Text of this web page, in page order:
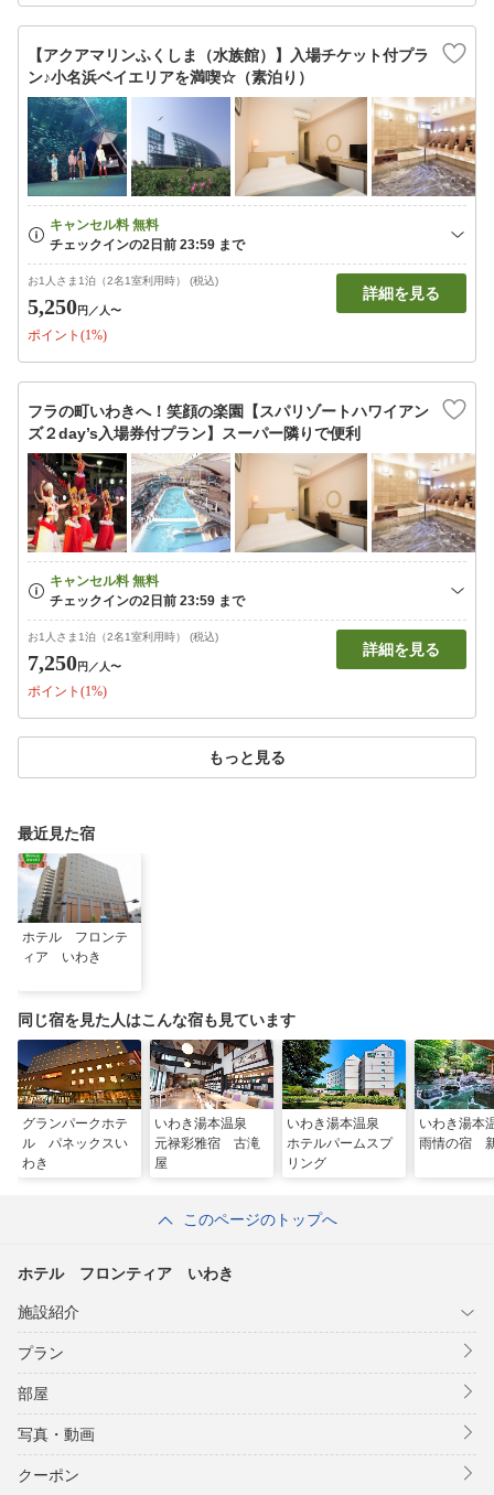
【アクアマリンふくしま（水族館）】入場チケット付プラ
ン♪小名浜ベイエリアを満喫☆（素泊り）
お1人さま1泊（2名1室利用時） (税込)
5,250円 ／人〜
ポイント(1%)
詳細を見る
フラの町いわきへ！笑顔の楽園【スパリゾートハワイアン
ズ２day’s入場券付プラン】スーパー隣りで便利
お1人さま1泊（2名1室利用時） (税込)
7,250円 ／人〜
ポイント(1%)
詳細を見る
もっと見る
最近見た宿
ホテル フロンテ
ィア いわき
同じ宿を見た人はこんな宿も見ています
グランパークホテ
ル パネックスい
わき
いわき湯本温泉
元禄彩雅宿 古滝
屋
いわき湯本温泉
ホテルパームスプ
リング
いわき湯
雨情の宿
このページのトップへ
ホテル フロンティア いわき
施設紹介
プラン
部屋
写真・動画
クーポン